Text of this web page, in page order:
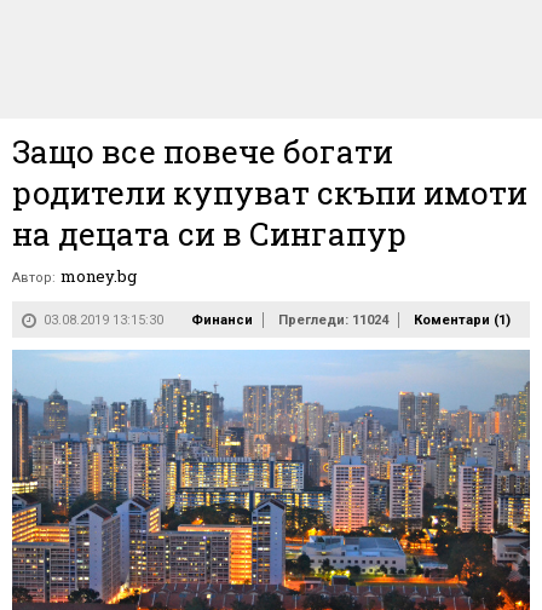
Защо все повече богати
родители купуват скъпи имоти
на децата си в Сингапур
Автор: money.bg
03.08.2019 13:15:30 Финанси Прегледи: 11024 Коментари (1)